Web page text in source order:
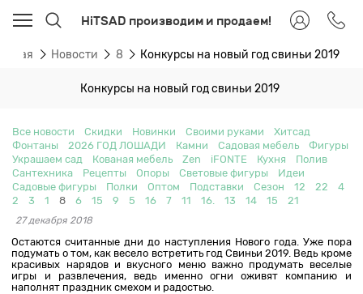
HiTSAD производим и продаем!
Новости 8 Конкурсы на новый год свиньи 2019
Конкурсы на новый год свиньи 2019
Все новости Скидки Новинки Своими руками
Хитсад
Фонтаны
2026 ГОД ЛОШАДИ Камни Садовая мебель
Фигуры
Украшаем сад
Кованая мебель Zen iFONTE Кухня
Полив
Сантехника
Рецепты Опоры Световые фигуры
Идеи
Садовые фигуры
Полки Оптом Подставки Сезон 12 22
4
2
3 1 8 6 15 9 5 16 7 11 16. 13 14 15 21
27 декабря 2018
Остаются считанные дни до наступления Нового года. Уже пора
подумать о том, как весело встретить год Свиньи 2019. Ведь кроме
красивых нарядов и вкусного меню важно продумать веселые
игры и развлечения, ведь именно огни оживят компанию и
наполнят праздник смехом и радостью.